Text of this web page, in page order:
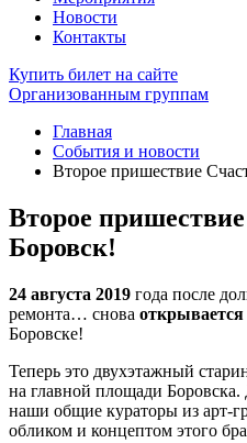
Новости
Контакты
Купить билет на сайте
Организованным группам
Главная
События и новости
Второе пришествие
Второе
Боровск!
24 августа 2019 года после
ремонта… снова
Боровске!
Теперь это двухэтажный
на главной площади
наши общие кураторы из арт-
обликом и концептом этого